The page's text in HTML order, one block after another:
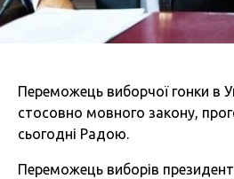
Переможець виборчої гонки в
стосовно мовного закону,
сьогодні Радою.
Переможець виборів